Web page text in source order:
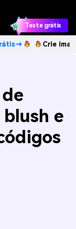
Teste grátis
Crie imagens com
e